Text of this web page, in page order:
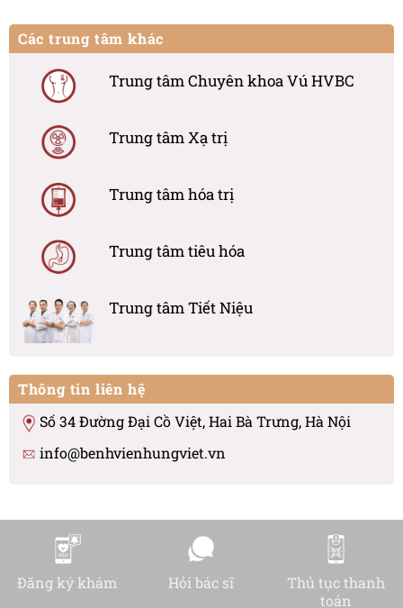
Các trung tâm khác
Trung tâm Chuyên khoa Vú HVBC
Trung tâm Xạ trị
Trung tâm hóa trị
Trung tâm tiêu hóa
Trung tâm Tiết Niệu
Thông tin liên hệ
Số 34 Đường Đại Cồ Việt, Hai Bà Trưng, Hà Nội
info@benhvienhungviet.vn
Đăng ký khám Hỏi bác sĩ
Thủ tục thanh
toán